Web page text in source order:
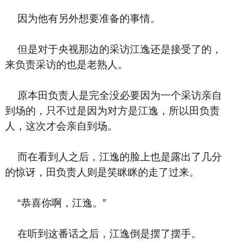
因为他有另外想要准备的事情。
但是对于央视那边的采访江逸还是接受了的，
来负责采访的也是老熟人。
原本田负责人是完全没必要因为一个采访亲自
到场的，只不过是因为对方是江逸，所以田负责
人，这次才会亲自到场。
而在看到人之后，江逸的脸上也是露出了几分
的惊讶，田负责人则是笑眯眯的走了过来。
“恭喜你啊，江逸。”
在听到这番话之后，江逸倒是摆了摆手。